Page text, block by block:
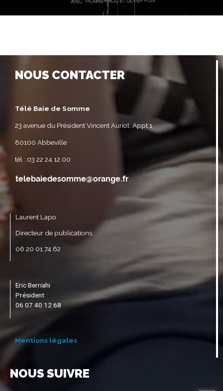
NOUS CONTACTER
Télé Baie de Somme
23 avenue du Président Vincent Auriol, Appt 1
80100 Abbeville
tél : 03 22 24 12 00
Laurent Lapo
Directeur de publications
06 20 01 74 62
Eric Berriahi
Président
06 07 40 12 68
Mentions légales
NOUS SUIVRE